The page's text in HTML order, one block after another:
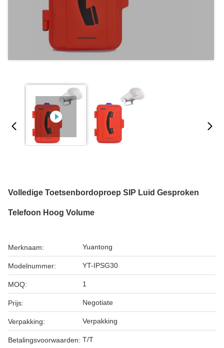
Volledige Toetsenbordoproep SIP Luid Gesproken
Telefoon Hoog Volume
Merknaam: Yuantong
Modelnummer: YT-IPSG30
MOQ: 1
Prijs: Negotiate
Verpakking: Verpakking
Betalingsvoorwaarden: T/T